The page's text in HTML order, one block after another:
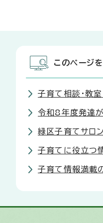
このページ
子育て相談・教室
令和8年度発達
緑区子育てサロン
子育てに役立つ情
子育て情報満載